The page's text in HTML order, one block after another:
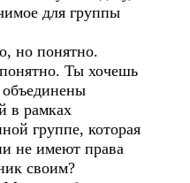
для группы
понятно.
Ты хочешь
объединены
в рамках
группе, которая
не имеют права
своим?